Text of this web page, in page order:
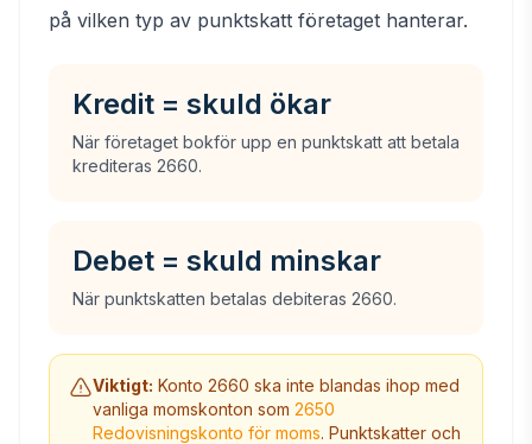
på vilken typ av punktskatt företaget hanterar.
Kredit = skuld ökar
När företaget bokför upp en punktskatt att betala
krediteras 2660.
Debet = skuld minskar
När punktskatten betalas debiteras 2660.
Viktigt: Konto 2660 ska inte blandas ihop med
vanliga momskonton som 2650
Redovisningskonto för moms. Punktskatter och